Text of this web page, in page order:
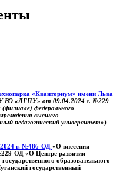
«Кванториум» имени Льва
ВО «ЛГПУ» от 09.04.2024 г. №229-
федерального
высшего
педагогический университет»)
г. №486-ОД «О внесении
ОД «О Центре развития
образовательного
государственный